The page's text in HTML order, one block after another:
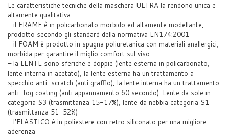
Le caratteristiche tecniche della maschera ULTRA la rendono unica e
altamente qualitativa.
– il FRAME è in policarbonato morbido ed altamente modellante,
prodotto secondo gli standard della normativa EN174:2001
– il FOAM è prodotto in spugna poliuretanica con materiali anallergici,
morbida per garantire il miglio comfort sul viso
– la LENTE sono sferiche e doppie (lente esterna in policarbonato,
lente interna in acetato), la lente esterna ha un trattamento a
specchio anti-scratch (anti grafo), la lente interna ha un trattamento
anti-fog coating (anti appannamento 60 secondo). Lente da sole in
categoria S3 (trasmittanza 15-17%), lente da nebbia categoria S1
(trasmittanza 51-52%)
– l’ELASTICO è in poliestere con retro siliconato per una migliore
aderenza